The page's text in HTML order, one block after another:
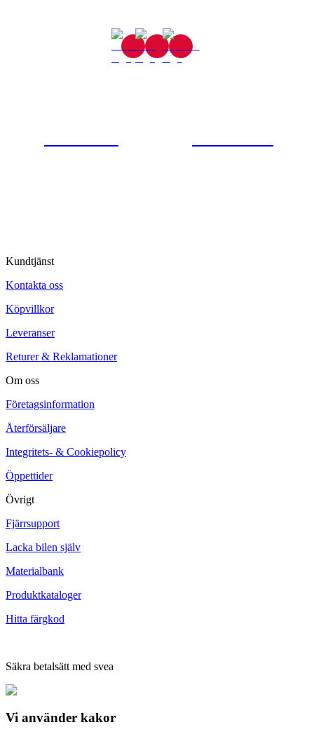
Kundtjänst
Kontakta oss
Köpvillkor
Leveranser
Returer & Reklamationer
Om oss
Företagsinformation
Återförsäljare
Integritets- & Cookiepolicy
Öppettider
Övrigt
Fjärrsupport
Lacka bilen själv
Materialbank
Produktkataloger
Hitta färgkod
Säkra betalsätt med svea
Vi använder kakor